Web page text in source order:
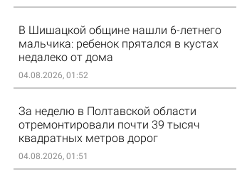
В Шишацкой общине нашли 6-летнего
мальчика: ребенок прятался в кустах
недалеко от дома
04.08.2026, 01:52
За неделю в Полтавской области
отремонтировали почти 39 тысяч
квадратных метров дорог
04.08.2026, 01:51